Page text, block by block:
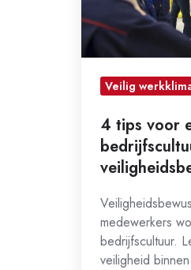
hoger
Veilig
4 tips voor
medewerkers
bedrijfscultuur.
veiligheid